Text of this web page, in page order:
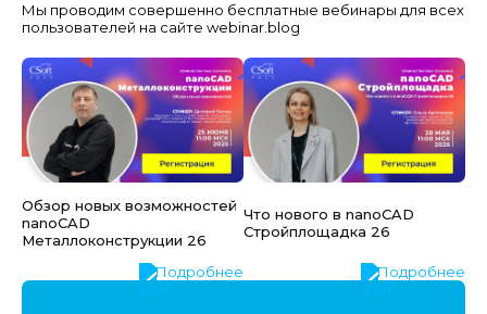
Мы проводим совершенно бесплатные вебинары для всех
пользователей на сайте webinar.blog
Обзор новых возможностей
nanoCAD
Металлоконструкции 26
Подробнее
Что нового в nanoCAD
Стройплощадка 26
Подробнее